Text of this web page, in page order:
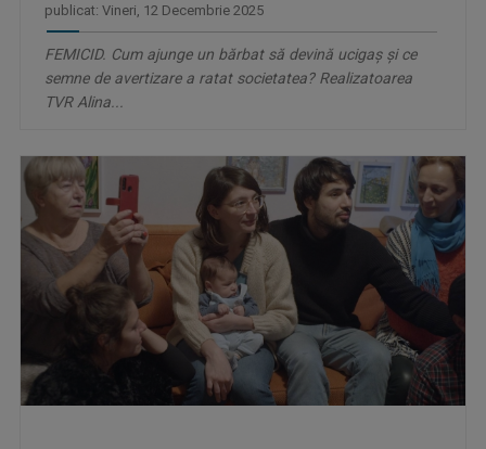
publicat: Vineri, 12 Decembrie 2025
FEMICID. Cum ajunge un bărbat să devină ucigaș și ce
semne de avertizare a ratat societatea? Realizatoarea
TVR Alina...